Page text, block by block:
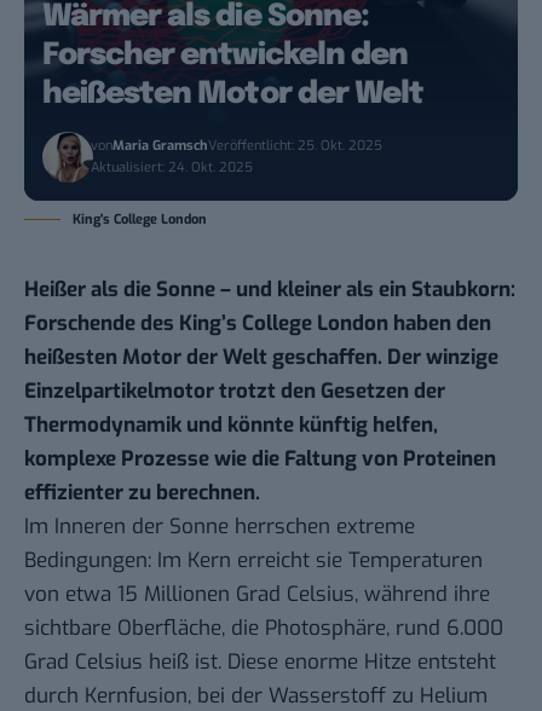
Wärmer als die Sonne:
Forscher entwickeln den
heißesten Motor der Welt
vonMaria GramschVeröffentlicht: 25. Okt. 2025
Aktualisiert: 24. Okt. 2025
King's College London
Heißer als die Sonne – und kleiner als ein Staubkorn:
Forschende des King’s College London haben den
heißesten Motor der Welt geschaffen. Der winzige
Einzelpartikelmotor trotzt den Gesetzen der
Thermodynamik und könnte künftig helfen,
komplexe Prozesse wie die Faltung von Proteinen
effizienter zu berechnen.
Im Inneren der Sonne herrschen extreme
Bedingungen: Im Kern erreicht sie Temperaturen
von etwa 15 Millionen Grad Celsius, während ihre
sichtbare Oberfläche, die Photosphäre, rund 6.000
Grad Celsius heiß ist. Diese enorme Hitze entsteht
durch Kernfusion, bei der Wasserstoff zu Helium